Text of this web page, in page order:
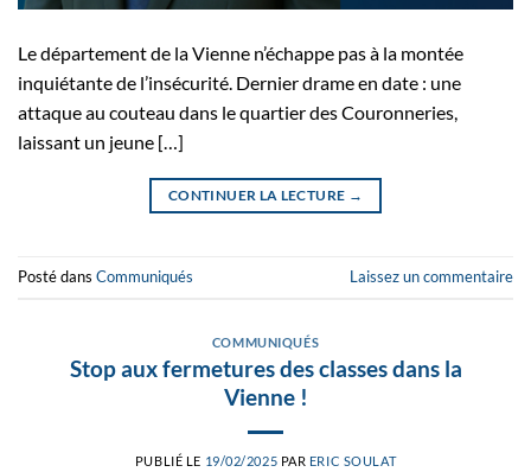
Le département de la Vienne n’échappe pas à la montée
inquiétante de l’insécurité. Dernier drame en date : une
attaque au couteau dans le quartier des Couronneries,
laissant un jeune […]
CONTINUER LA LECTURE →
Posté dans Communiqués Laissez un commentaire
COMMUNIQUÉS
Stop aux fermetures des classes dans la
Vienne !
PUBLIÉ LE 19/02/2025 PAR ERIC SOULAT